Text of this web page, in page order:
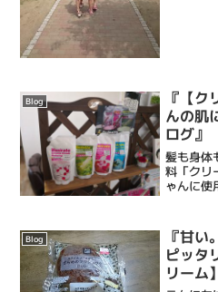
Blog
『【ク
んの肌
ログ』
髪も身体
料「クリ
ゃんに使
のブロ
(^_^)ク
Blog
『甘
ピッタ
リーム